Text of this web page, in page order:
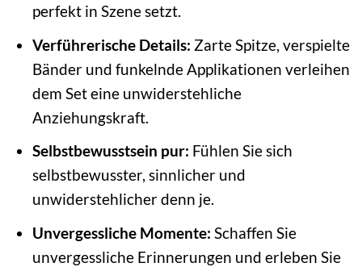
perfekt in Szene setzt.
Verführerische Details: Zarte Spitze, verspielte
Bänder und funkelnde Applikationen verleihen
dem Set eine unwiderstehliche
Anziehungskraft.
Selbstbewusstsein pur: Fühlen Sie sich
selbstbewusster, sinnlicher und
unwiderstehlicher denn je.
Unvergessliche Momente: Schaffen Sie
unvergessliche Erinnerungen und erleben Sie